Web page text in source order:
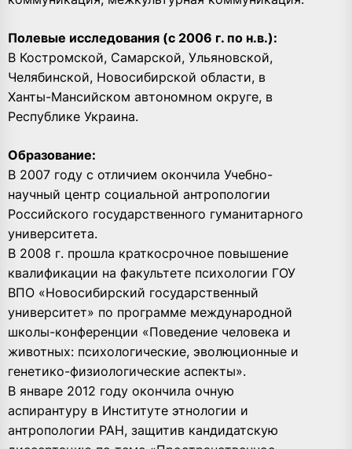
Полевые исследования (с 2006 г. по н.в.):
В Костромской, Самарской, Ульяновской,
Челябинской, Новосибирской области, в
Ханты-Мансийском автономном округе, в
Республике Украина.
Образование:
В 2007 году с отличием окончила Учебно-
научный центр социальной антропологии
Российского государственного гуманитарного
университета.
В 2008 г. прошла краткосрочное повышение
квалификации на факультете психологии ГОУ
ВПО «Новосибирский государственный
университет» по программе международной
школы-конференции «Поведение человека и
животных: психологические, эволюционные и
генетико-физиологические аспекты».
В январе 2012 году окончила очную
аспирантуру в Институте этнологии и
антропологии РАН, защитив кандидатскую